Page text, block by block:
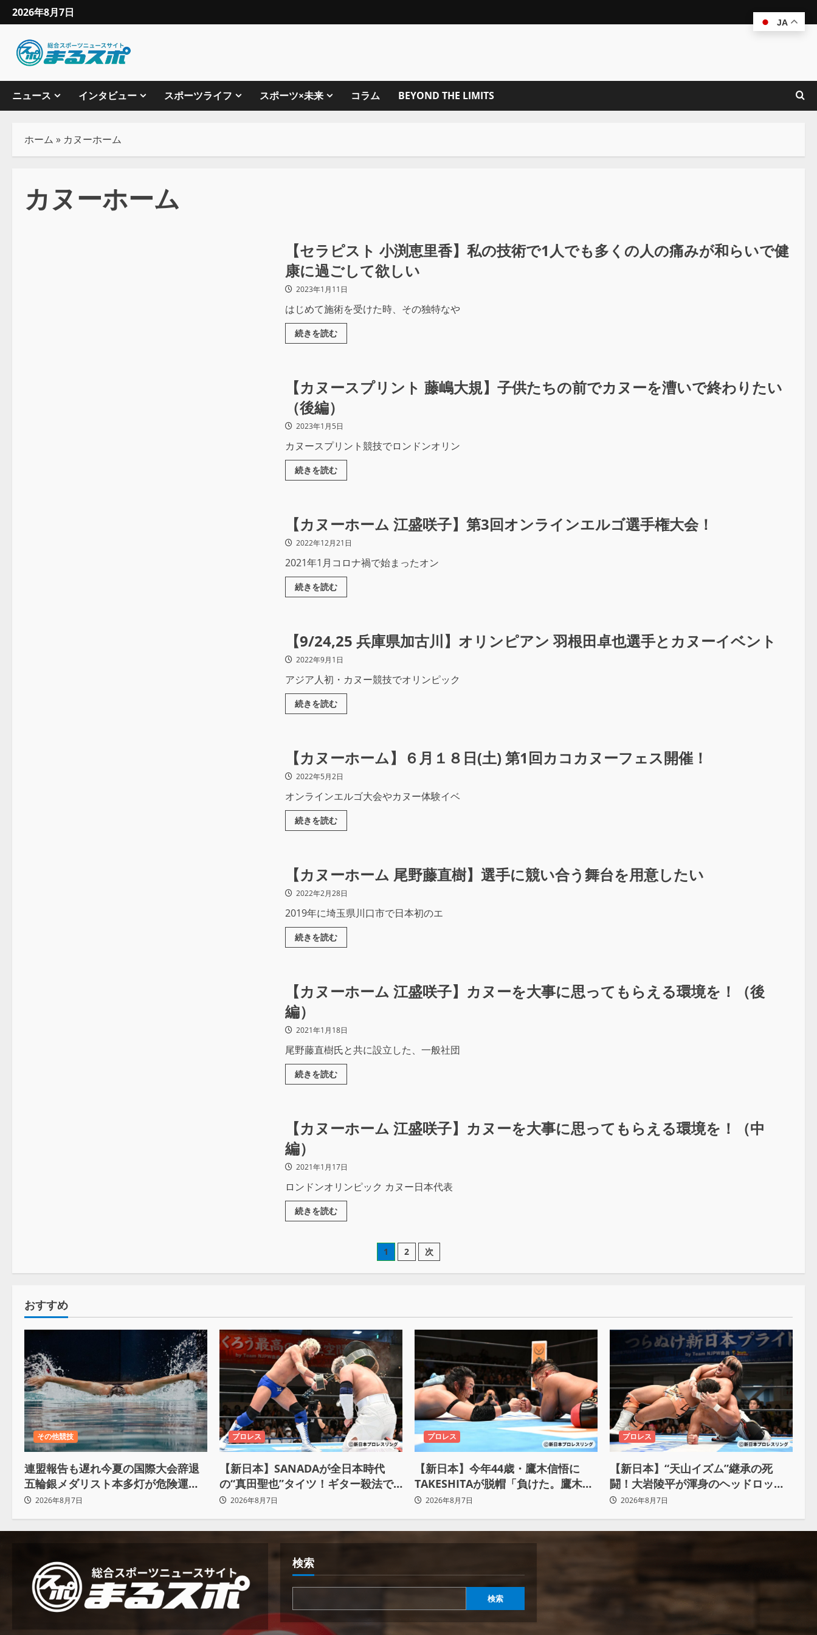
2026年8月7日
ニュース インタビュー スポーツライフ スポーツ×未来 コラム BEYOND THE LIMITS
ホーム » カヌーホーム
カヌーホーム
【セラピスト 小渕恵里香】私の技術で1人でも多くの人の痛みが和らいで健
康に過ごして欲しい
2023年1月11日
はじめて施術を受けた時、その独特なや
続きを読む
【カヌースプリント 藤嶋大規】子供たちの前でカヌーを漕いで終わりたい
（後編）
2023年1月5日
カヌースプリント競技でロンドンオリン
続きを読む
【カヌーホーム 江盛咲子】第3回オンラインエルゴ選手権大会！
2022年12月21日
2021年1月コロナ禍で始まったオン
続きを読む
【9/24,25 兵庫県加古川】オリンピアン 羽根田卓也選手とカヌーイベント
2022年9月1日
アジア人初・カヌー競技でオリンピック
続きを読む
【カヌーホーム】６月１８日(土) 第1回カコカヌーフェス開催！
2022年5月2日
オンラインエルゴ大会やカヌー体験イベ
続きを読む
【カヌーホーム 尾野藤直樹】選手に競い合う舞台を用意したい
2022年2月28日
2019年に埼玉県川口市で日本初のエ
続きを読む
【カヌーホーム 江盛咲子】カヌーを大事に思ってもらえる環境を！（後
編）
2021年1月18日
尾野藤直樹氏と共に設立した、一般社団
続きを読む
【カヌーホーム 江盛咲子】カヌーを大事に思ってもらえる環境を！（中
編）
2021年1月17日
ロンドンオリンピック カヌー日本代表
続きを読む
1 2 次
おすすめ
その他競技
連盟報告も遅れ今夏の国際大会辞退
五輪銀メダリスト本多灯が危険運転
致傷で起訴
2026年8月7日
プロレス
【新日本】SANADAが全日本時代
の“真田聖也”タイツ！ギター殺法で
Yuto-IceをKO「俺と闘う時は考え
2026年8月7日
プロレス
【新日本】今年44歳・鷹木信悟に
TAKESHITAが脱帽「負けた。鷹木信
悟、強いわ！」
2026年8月7日
プロレス
【新日本】“天山イズム”継承の死
闘！大岩陵平が渾身のヘッドロック
で後藤洋央紀からタップ奪取 執念の
2026年8月7日
検索
検索
JA